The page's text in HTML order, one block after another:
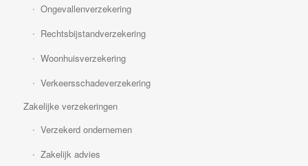
Ongevallenverzekering
Rechtsbijstandverzekering
Woonhuisverzekering
Verkeersschadeverzekering
Zakelijke verzekeringen
Verzekerd ondernemen
Zakelijk advies